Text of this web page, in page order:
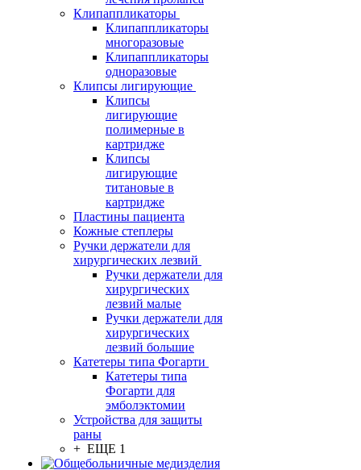
Клипаппликаторы
Клипаппликаторы
многоразовые
Клипаппликаторы
одноразовые
Клипсы лигирующие
Клипсы
лигирующие
полимерные в
картридже
Клипсы
лигирующие
титановые в
картридже
Пластины пациента
Кожные степлеры
Ручки держатели для
хирургических лезвий
Ручки держатели для
хирургических
лезвий малые
Ручки держатели для
хирургических
лезвий большие
Катетеры типа Фогарти
Катетеры типа
Фогарти для
эмболэктомии
Устройства для защиты
раны
+ ЕЩЕ 1